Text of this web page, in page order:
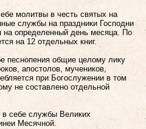
молитвы в честь святых на
службы на праздники Господни
определенный день месяца. По
на 12 отдельных книг.
песнопения общие целому лику
апостолов, мучеников,
при Богослужении в том
не составлено отдельной
в себе службы Великих
Месячной.